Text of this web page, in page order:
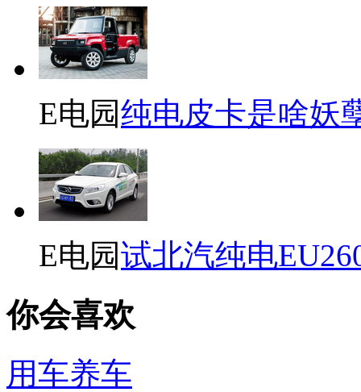
E电园纯电皮卡是啥妖
E电园试北汽纯电
你会喜欢
用车养车